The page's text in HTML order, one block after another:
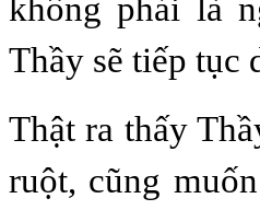
không phải là
Thầy sẽ tiếp tục
Thật ra thấy
ruột, cũng